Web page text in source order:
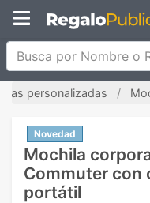
Busca por Nombre o
personalizadas
Novedad
Mochila
Commuter con
portátil